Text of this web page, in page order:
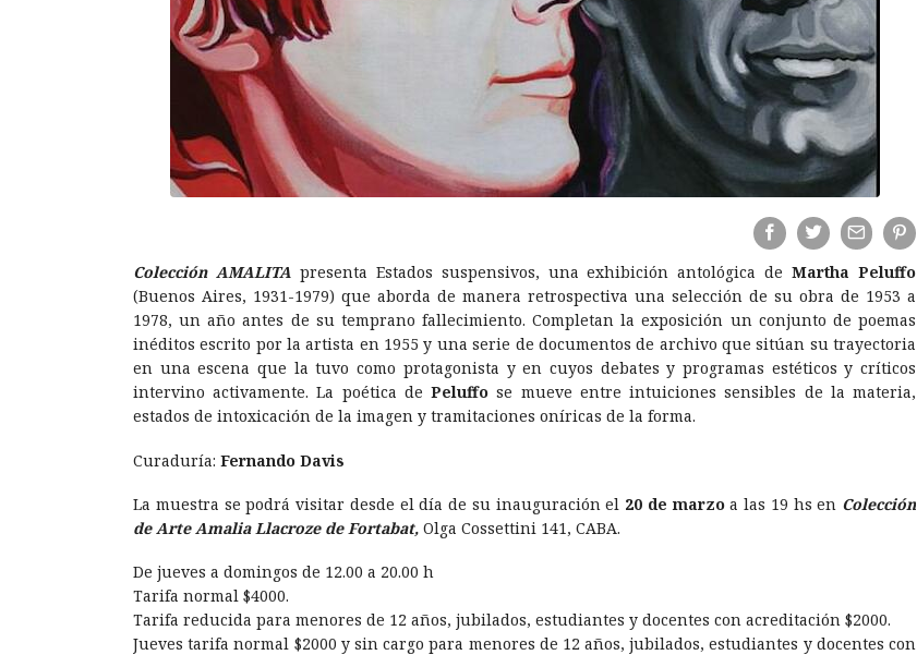
Colección AMALITApresenta Estados suspensivos, una exhibición antológica de Martha Peluffo
(Buenos Aires, 1931-1979) que aborda de manera retrospectiva una selección de su obra de 1953 a
1978, un año antes de su temprano fallecimiento. Completan la exposición un conjunto de poemas
inéditos escrito por la artista en 1955 y una serie de documentos de archivo que sitúan su trayectoria
en una escena que la tuvo como protagonista y en cuyos debates y programas estéticos y críticos
intervino activamente. La poética dePeluffo se mueve entre intuiciones sensibles de la materia,
estados de intoxicación de la imagen y tramitaciones oníricas de la forma.
Curaduría: Fernando Davis
La muestra se podrá visitar desde el día de su inauguración el 20 de marzoa las 19 hs en Colección
de Arte Amalia Llacroze de Fortabat, Olga Cossettini 141, CABA.
De jueves a domingos de 12.00 a 20.00 h
Tarifa normal $4000.
Tarifa reducida para menores de 12 años, jubilados, estudiantes y docentes con acreditación $2000.
Jueves tarifa normal $2000 y sin cargo para menores de 12 años, jubilados, estudiantes y docentes con